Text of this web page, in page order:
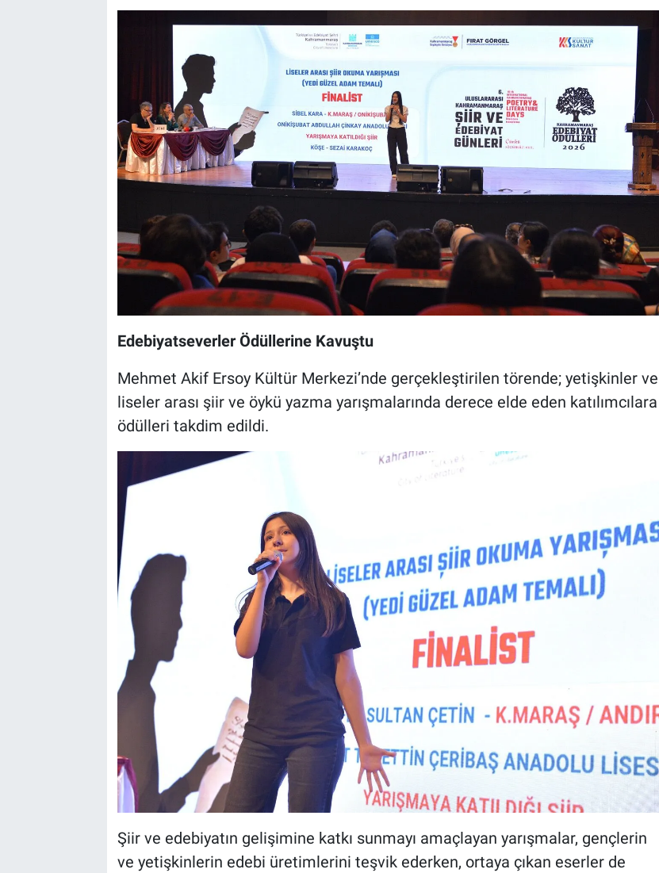
Edebiyatseverler Ödüllerine Kavuştu
Mehmet Akif Ersoy Kültür Merkezi’nde gerçekleştirilen törende; yetişkinler ve
liseler arası şiir ve öykü yazma yarışmalarında derece elde eden katılımcılara
ödülleri takdim edildi.
Şiir ve edebiyatın gelişimine katkı sunmayı amaçlayan yarışmalar, gençlerin
ve yetişkinlerin edebi üretimlerini teşvik ederken, ortaya çıkan eserler de